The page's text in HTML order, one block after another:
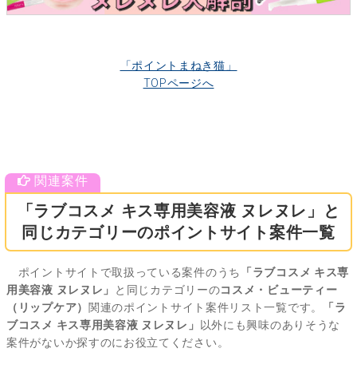
「ポイントまねき猫」
TOPページへ
「ラブコスメ キス専用美容液 ヌレヌレ」と
同じカテゴリーのポイントサイト案件一覧
ポイントサイトで取扱っている案件のうち
「ラブコスメ キス専
用美容液 ヌレヌレ」
と同じカテゴリーのコスメ・ビューティー
（リップケア） 関連のポイントサイト案件リスト一覧です。
「ラ
ブコスメ キス専用美容液 ヌレヌレ」
以外にも興味のありそうな
案件がないか探すのにお役立てください。